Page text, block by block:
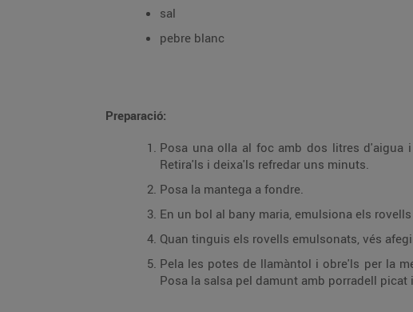
sal
pebre blanc
Preparació:
Posa una olla al foc amb dos litres d'aigua
Retira'ls i deixa'ls refredar uns minuts.
Posa la mantega a fondre.
En un bol al bany maria, emulsiona els
Quan tinguis els rovells emulsonats, vés
Pela les potes de llamàntol i obre'ls per la
Posa la salsa pel damunt amb porradell